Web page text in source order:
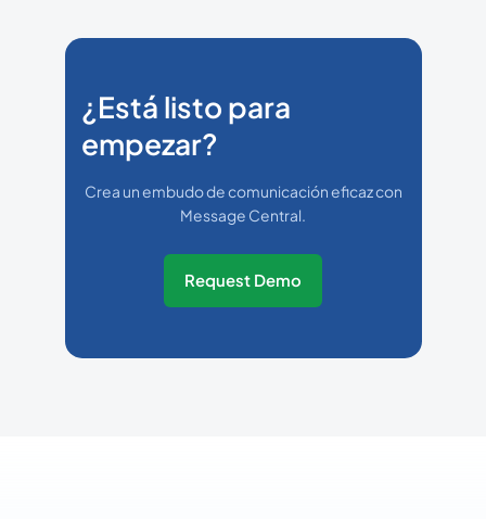
¿Está listo para
empezar?
Crea un embudo de comunicación eficaz con
Message Central.
Request Demo